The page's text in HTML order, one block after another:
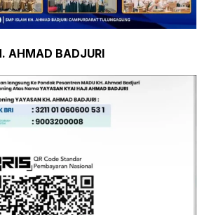
AHMAD BADJURI